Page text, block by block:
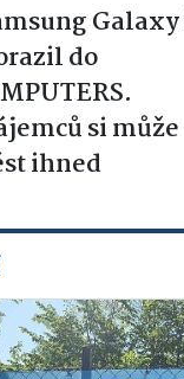
Galaxy
do
si může
ihned